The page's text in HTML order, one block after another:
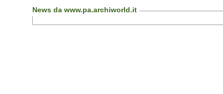
News da www.pa.archiworld.it